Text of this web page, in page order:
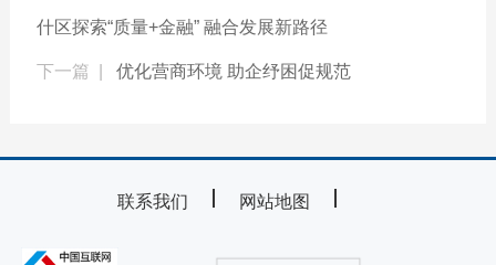
什区探索“质量+金融” 融合发展新路径
下一篇 | 优化营商环境 助企纾困促规范
联系我们 网站地图